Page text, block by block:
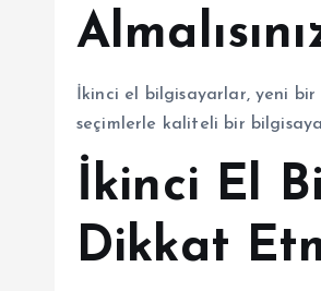
İkinci el bilgisayarlar, yeni
seçimlerle kaliteli bir
İkinci El
Dikkat